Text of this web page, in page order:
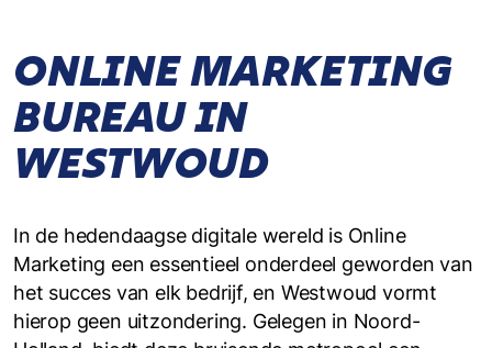
ONLINE MARKETING
BUREAU IN
WESTWOUD
In de hedendaagse digitale wereld is Online
Marketing een essentieel onderdeel geworden van
het succes van elk bedrijf, en Westwoud vormt
hierop geen uitzondering. Gelegen in Noord-